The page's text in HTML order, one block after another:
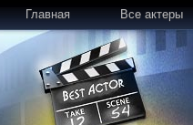
Главная Все актеры